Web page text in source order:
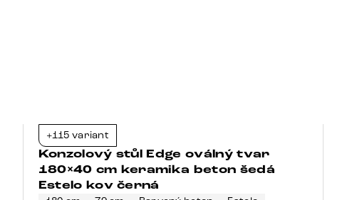
+115 variant
Konzolový stůl Edge oválný tvar
180×40 cm keramika beton šedá
Estelo kov černá